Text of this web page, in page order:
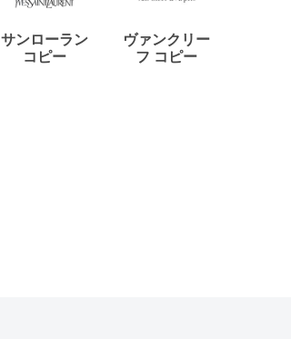
サンローラン
コピー
ヴァンクリー
フ コピー